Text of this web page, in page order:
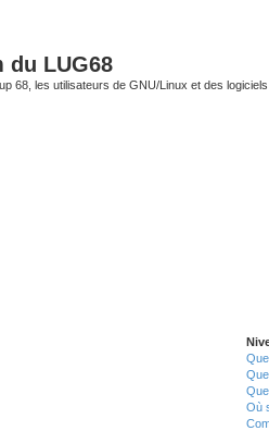
du LUG68
68, les utilisateurs de GNU/Linux et des
Où